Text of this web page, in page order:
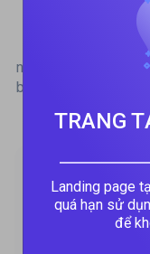
Sản
INSO mang đến
nhất, thiết thực và
bạn từ khâu tìm hiểu
TRANG
Landing page
quá hạn sử
để